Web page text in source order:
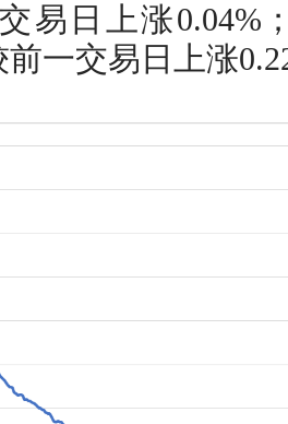
易日上涨0.04%
前一交易日上涨